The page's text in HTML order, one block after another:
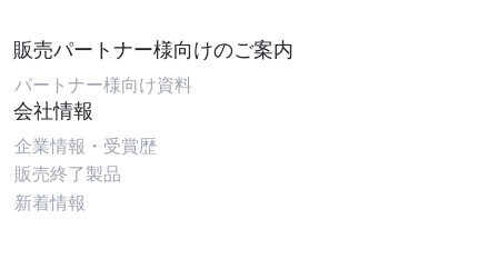
販売パートナー様向けのご案内
パートナー様向け資料
会社情報
企業情報・受賞歴
販売終了製品
新着情報